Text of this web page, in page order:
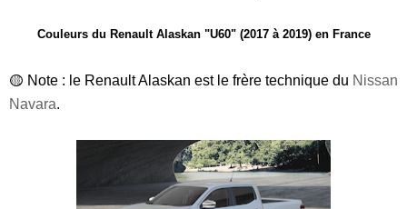
Couleurs du Renault Alaskan "U60" (2017 à 2019) en France
🟡 Note : le Renault Alaskan est le frère technique du Nissan
Navara.